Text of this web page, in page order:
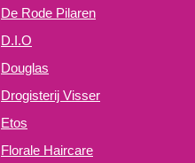
De Rode Pilaren
D.I.O
Douglas
Drogisterij Visser
Etos
Florale Haircare